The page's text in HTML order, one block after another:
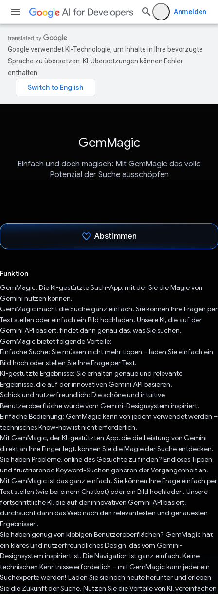
Anmelden
Google verwendet KI-Technologie, um Inhalte in Ihre bevorzugte
Sprache zu übersetzen. KI-Übersetzungen können Fehler
enthalten.
GemMagic
Einfach und doch magisch: Mit GemMagic das volle
Potenzial der Suche ausschöpfen
Abstimmen
Funktion
GemMagic: Die KI-gestützte Such-App, mit der Sie die Magie von
Gemini nutzen können.
GemMagic macht die Suche ganz einfach. Sie können Ihre Fragen per
Text stellen oder einfach ein Bild hochladen. Unsere KI, die auf der
Gemini API basiert, findet dann genau das, was Sie suchen.
GemMagic bietet folgende Vorteile:
Einfache Suche: Sie müssen nicht mehr tippen – laden Sie einfach ein
Bild hoch oder stellen Sie Ihre Frage per Text.
KI-gestützte Ergebnisse: Sie erhalten genaue und relevante
Ergebnisse, die auf der innovativen Gemini API basieren.
Schick und nutzerfreundlich: Die schöne und intuitive
Benutzeroberfläche wurde vom Gemini-Designsystem inspiriert.
Einfache Bedienung: GemMagic kann von jedem verwendet werden –
technisches Know-how ist nicht erforderlich.
Mit GemMagic, der KI-gestützten App, die die Leistung von Gemini
direkt an Ihre Finger legt, können Sie die Magie der Suche entdecken.
Sie haben Probleme, online das Gesuchte zu finden? Endloses Tippen
und frustrierende Keyword-Suchen gehören der Vergangenheit an.
Mit GemMagic ist das ganz einfach. Sie können Ihre Frage einfach per
Text stellen (wie bei einem Chatbot) oder ein Bild hochladen. Unsere
fortschrittliche KI, die auf der innovativen Gemini API basiert,
durchsucht dann das Web nach den relevantesten und genauesten
Ergebnissen.
Sie haben genug von klobigen Benutzeroberflächen? GemMagic hat
ein klares und nutzerfreundliches Design, das vom Gemini-
Designsystem inspiriert ist. Die Navigation ist ganz einfach. Keine
technischen Kenntnisse erforderlich – mit GemMagic kann jeder ein
Suchexperte werden! Laden Sie sie noch heute herunter und erleben
Sie die Zukunft der Suche. Nutzen Sie die Vorteile von KI, vereinfachen